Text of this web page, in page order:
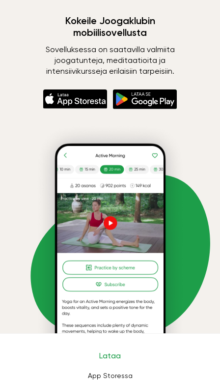
Kokeile Joogaklubin
mobiilisovellusta
Sovelluksessa on saatavilla valmiita
joogatunteja, meditaatioita ja
intensiivikursseja erilaisiin tarpeisiin.
Lataa
App Storessa